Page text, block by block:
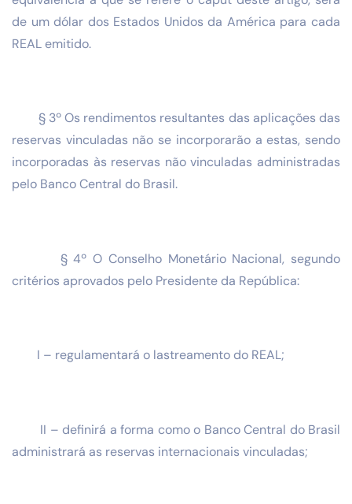
de um dólar dos Estados Unidos da América para cada
REAL emitido.
§ 3º Os rendimentos resultantes das aplicações das
reservas vinculadas não se incorporarão a estas, sendo
incorporadas às reservas não vinculadas administradas
pelo Banco Central do Brasil.
§ 4º O Conselho Monetário Nacional, segundo
critérios aprovados pelo Presidente da República:
I – regulamentará o lastreamento do REAL;
II – definirá a forma como o Banco Central do Brasil
administrará as reservas internacionais vinculadas;